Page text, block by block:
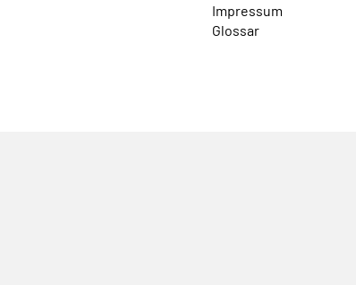
Impressum
Glossar